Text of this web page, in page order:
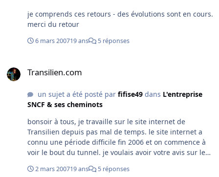
je comprends ces retours - des évolutions sont en cours.
merci du retour
6 mars 200719 ans 5 réponses
Transilien.com
un sujet a été posté par fifise49dans L'entreprise
SNCF & ses cheminots
bonsoir à tous, je travaille sur le site internet de
Transilien depuis pas mal de temps. le site internet a
connu une période difficile fin 2006 et on commence à
voir le bout du tunnel. je voulais avoir votre avis sur le
(horaires, trafic, tarifs) mais également une nouvelle
2 mars 200719 ans 5 réponses